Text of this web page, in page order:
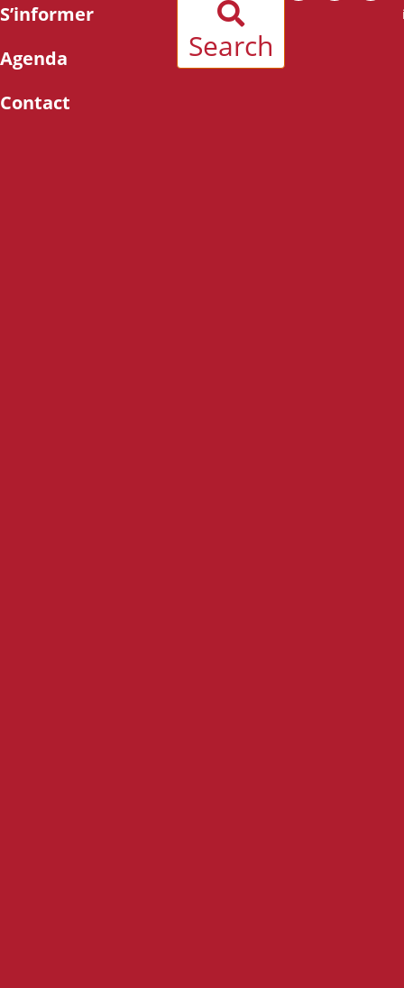
S’informer
Agenda
Contact
Search